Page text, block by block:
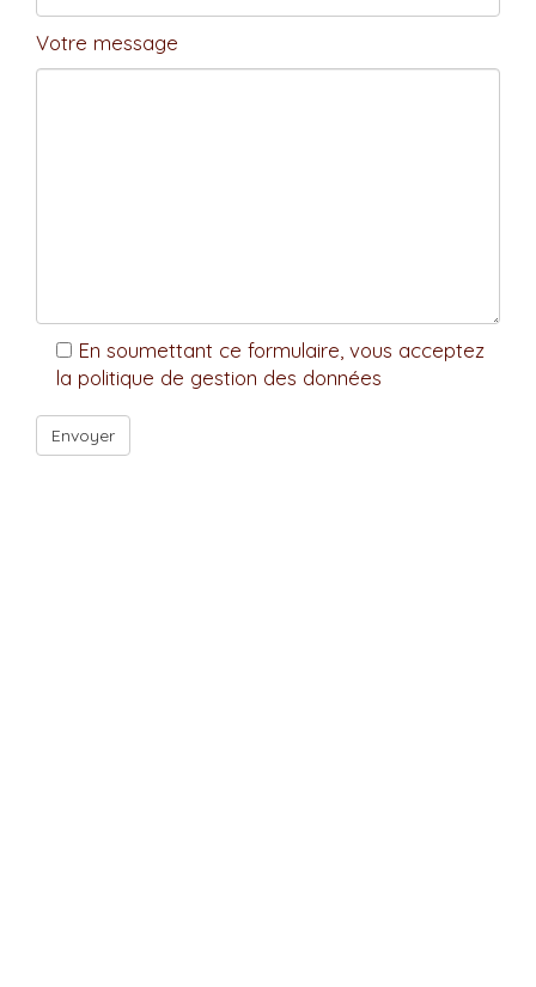
Votre message
En soumettant ce formulaire, vous acceptez
la politique de gestion des données